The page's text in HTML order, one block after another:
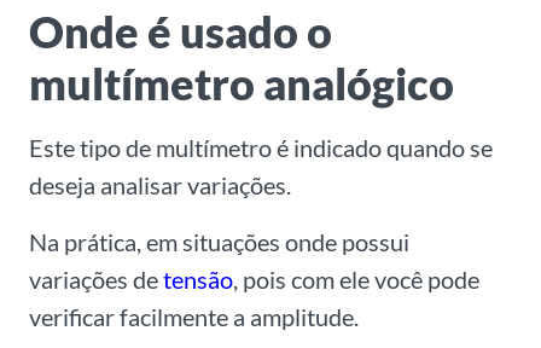
Onde é usado o
multímetro analógico
Este tipo de multímetro é indicado quando se
deseja analisar variações.
Na prática, em situações onde possui
variações detensão, pois com ele você pode
verificar facilmente a amplitude.